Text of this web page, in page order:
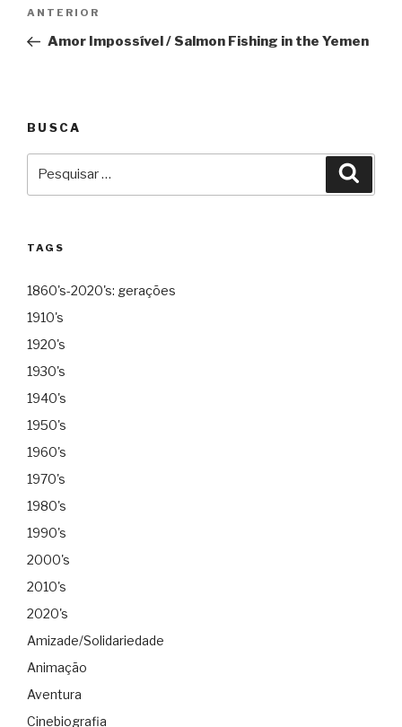
Post
Anterior
ANTERIOR
Amor Impossível / Salmon Fishing in the Yemen
BUSCA
TAGS
1860's-2020's: gerações
1910's
1920's
1930's
1940's
1950's
1960's
1970's
1980's
1990's
2000's
2010's
2020's
Amizade/Solidariedade
Animação
Aventura
Cinebiografia